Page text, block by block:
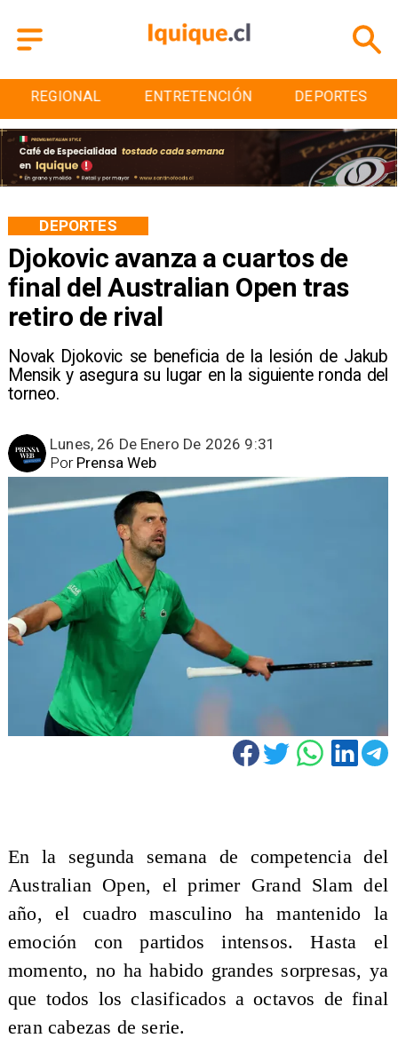
REGIONAL ENTRETENCIÓN DEPORTES
Djokovic avanza a cuartos de
final del Australian Open tras
retiro de rival
Novak Djokovic se beneficia de la lesión de Jakub
Mensik y asegura su lugar en la siguiente ronda del
torneo.
DEPORTES
Lunes, 26 De Enero De 2026 9:31
Prensa Web
Por
En la segunda semana de competencia del
Australian Open, el primer Grand Slam del
año, el cuadro masculino ha mantenido la
emoción con partidos intensos. Hasta el
momento, no ha habido grandes sorpresas, ya
que todos los clasificados a octavos de final
eran cabezas de serie.